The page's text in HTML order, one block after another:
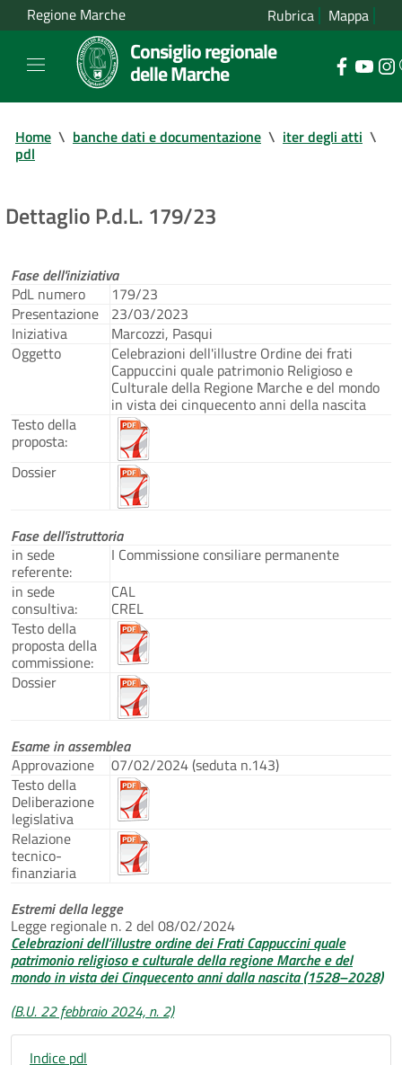
Regione Marche Rubrica Mappa
Consiglio regionale
delle Marche
Home \ banche dati e documentazione \ iter degli atti \
pdl
Dettaglio P.d.L. 179/23
Fase dell'iniziativa
PdL numero
179/23
Presentazione
23/03/2023
Iniziativa
Marcozzi, Pasqui
Oggetto
Celebrazioni dell'illustre Ordine dei frati
Cappuccini quale patrimonio Religioso e
Culturale della Regione Marche e del mondo
in vista dei cinquecento anni della nascita
Testo della
proposta:
Dossier
Fase dell'istruttoria
in sede
referente:
I Commissione consiliare permanente
in sede
consultiva:
CAL
CREL
Testo della
proposta della
commissione:
Dossier
Esame in assemblea
Approvazione
07/02/2024 (seduta n.143)
Testo della
Deliberazione
legislativa
Relazione
tecnico-
finanziaria
Estremi della legge
Legge regionale n. 2 del 08/02/2024
Celebrazioni dell’illustre ordine dei Frati Cappuccini quale
patrimonio religioso e culturale della regione Marche e del
mondo in vista dei Cinquecento anni dalla nascita (1528–2028)
(B.U. 22 febbraio 2024, n. 2)
Indice pdl